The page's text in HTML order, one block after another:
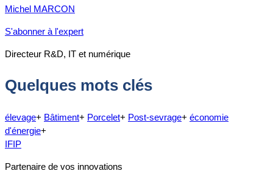
Michel MARCON
S'abonner à l'expert
Directeur R&D, IT et numérique
Quelques mots clés
élevage+ Bâtiment+ Porcelet+ Post-sevrage+ économie
d'énergie+
IFIP
Partenaire de vos innovations